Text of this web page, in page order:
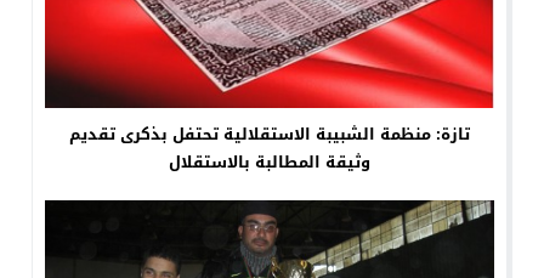
تازة: منظمة الشبيبة الاستقلالية تحتفل بذكرى تقديم
وثيقة المطالبة بالاستقلال